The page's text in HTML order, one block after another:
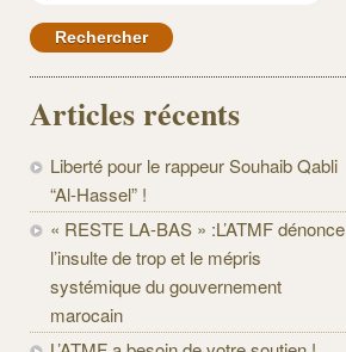
Articles récents
Liberté pour le rappeur Souhaib Qabli
“Al-Hassel” !
« RESTE LA-BAS » :L’ATMF dénonce
l’insulte de trop et le mépris
systémique du gouvernement
marocain